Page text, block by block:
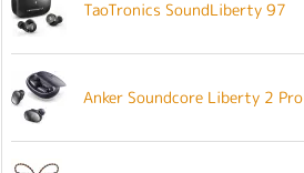
TaoTronics SoundLiberty 97
Anker Soundcore Liberty 2 Pro